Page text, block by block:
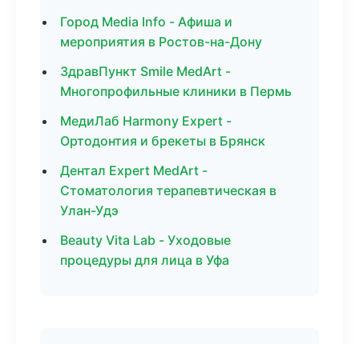
Город Media Info - Афиша и
мероприятия в Ростов-на-Дону
ЗдравПункт Smile MedArt -
Многопрофильные клиники в Пермь
МедиЛаб Harmony Expert -
Ортодонтия и брекеты в Брянск
Дентал Expert MedArt -
Стоматология терапевтическая в
Улан-Удэ
Beauty Vita Lab - Уходовые
процедуры для лица в Уфа